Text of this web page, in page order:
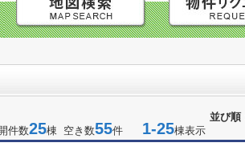
並び順
件数25棟 空き数55件 1-25棟表示